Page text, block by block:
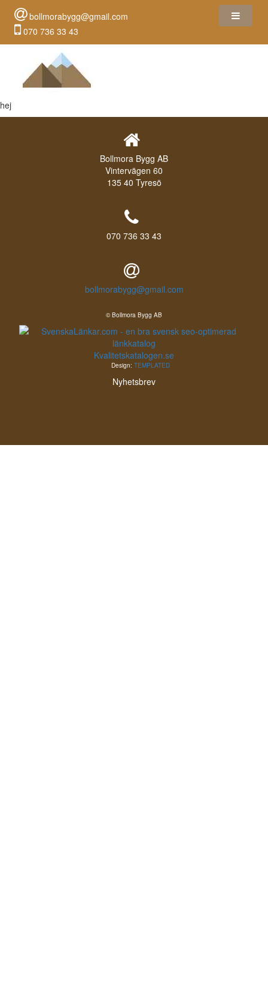
bollmorabygg@gmail.com
070 736 33 43
hej
Bollmora Bygg AB
Vintervägen 60
135 40 Tyresö
070 736 33 43
bollmorabygg@gmail.com
© Bollmora Bygg AB
Kvalitetskatalogen.se
Design: TEMPLATED
Nyhetsbrev